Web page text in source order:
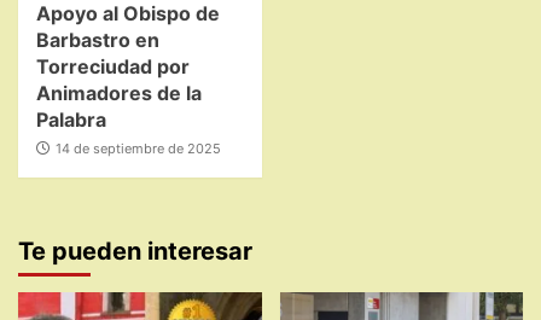
Apoyo al Obispo de
Barbastro en
Torreciudad por
Animadores de la
Palabra
14 de septiembre de 2025
Te pueden interesar